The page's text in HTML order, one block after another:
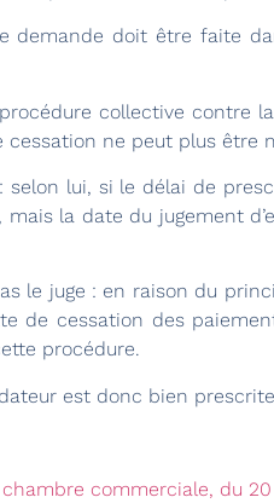
demande doit être faite
collective contre
ne peut plus être
selon lui, si le délai de
mais la date du jugement
le juge : en raison du
de cessation des
procédure.
est donc bien
commerciale, du 20